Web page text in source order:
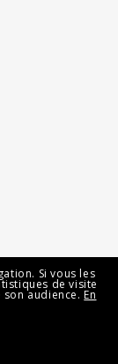
Si vous les
de visite
son audience.En